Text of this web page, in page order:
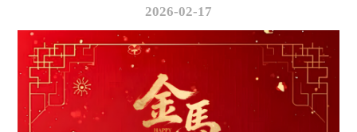
2026-02-17